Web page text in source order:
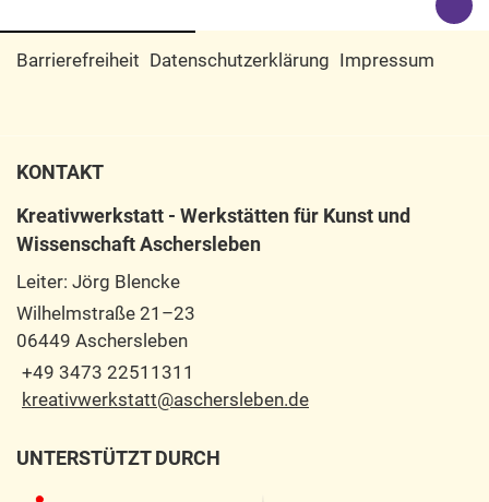
Barrierefreiheit Datenschutzerklärung Impressum
KONTAKT
Kreativwerkstatt - Werkstätten für Kunst und
Wissenschaft Aschersleben
Leiter: Jörg Blencke
Wilhelmstraße 21–23
06449 Aschersleben
+49 3473 22511311
kreativwerkstatt@aschersleben.de
UNTERSTÜTZT DURCH